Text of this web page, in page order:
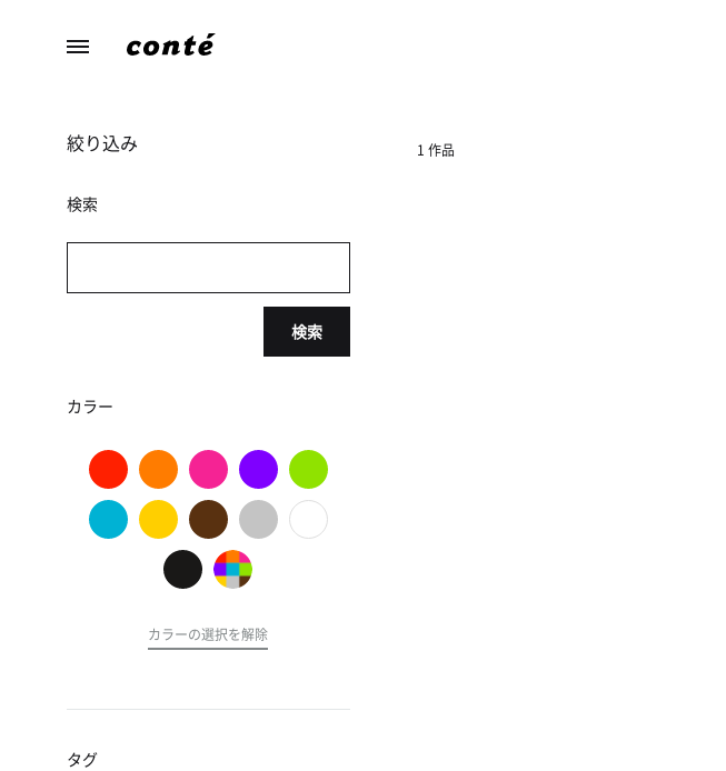
ら
た
の
1 作品
絞り込み
検索
検索
カラー
カラーの選択を解除
タグ